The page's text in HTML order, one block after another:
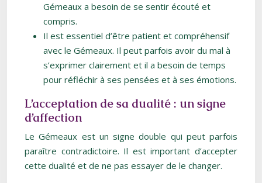
Gémeaux a besoin de se sentir écouté et
compris.
Il est essentiel d’être patient et compréhensif
avec le Gémeaux. Il peut parfois avoir du mal à
s’exprimer clairement et il a besoin de temps
pour réfléchir à ses pensées et à ses émotions.
L’acceptation de sa dualité : un signe
d’affection
Le Gémeaux est un signe double qui peut parfois
paraître contradictoire. Il est important d’accepter
cette dualité et de ne pas essayer de le changer.